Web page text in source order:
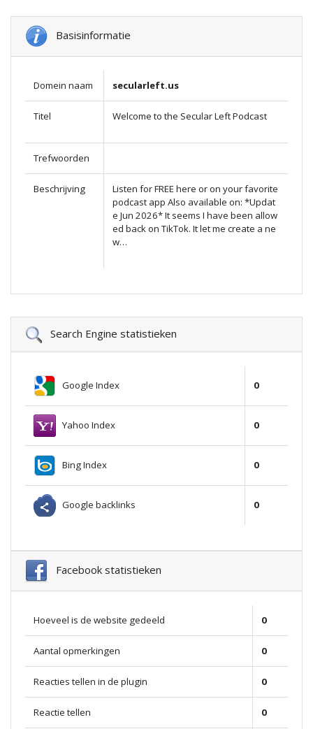
Basisinformatie
Domein naam secularleft.us
Titel Welcome to the Secular Left Podcast
Trefwoorden
Beschrijving
Listen for FREE here or on your favorite
podcast app Also available on: *Updat
e Jun 2026* It seems I have been allow
ed back on TikTok. It let me create a ne
w…
Search Engine statistieken
Google Index 0
Yahoo Index 0
Bing Index 0
Google backlinks 0
Facebook statistieken
Hoeveel is de website gedeeld 0
Aantal opmerkingen 0
Reacties tellen in de plugin 0
Reactie tellen 0